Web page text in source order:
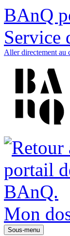
BAnQ
Service
Aller directement au
Mon
Sous-menu